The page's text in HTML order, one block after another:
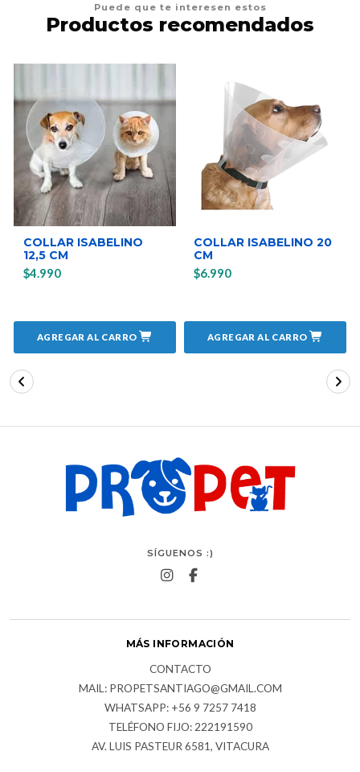
Puede que te interesen estos
Productos recomendados
COLLAR ISABELINO
12,5 CM
$4.990
AGREGAR AL CARRO
COLLAR ISABELINO 20
CM
$6.990
AGREGAR AL CARRO
SÍGUENOS :)
MÁS INFORMACIÓN
CONTACTO
MAIL: PROPETSANTIAGO@GMAIL.COM
WHATSAPP: +56 9 7257 7418
TELÉFONO FIJO: 222191590
AV. LUIS PASTEUR 6581, VITACURA